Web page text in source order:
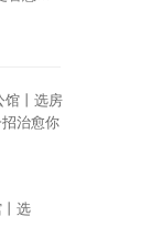
丨选